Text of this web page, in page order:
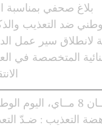
بلاغ صحفي بمناسبة
ضد التعذيب
لانطلاق سير عمل
المتخصصة في
التعذيب : ضـدّ